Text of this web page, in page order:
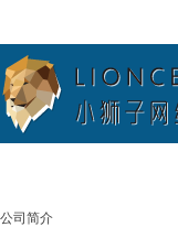
公司简介